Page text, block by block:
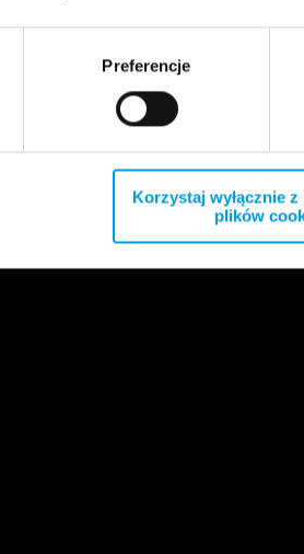
Preferencje
Korzystaj wyłącznie
plików